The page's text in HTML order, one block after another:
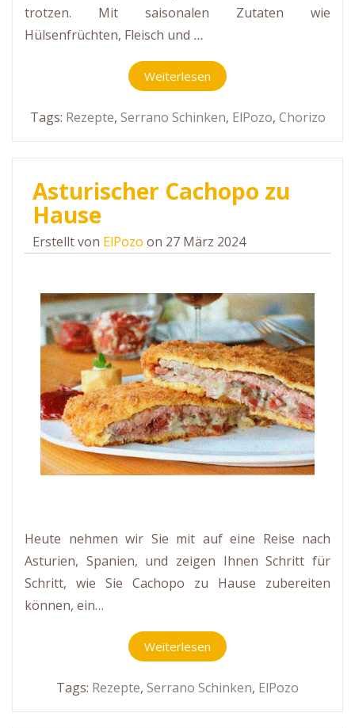
trotzen. Mit saisonalen Zutaten wie
Hülsenfrüchten, Fleisch und …
Weiterlesen
Tags: Rezepte, Serrano Schinken, ElPozo, Chorizo
Asturischer Cachopo zu
Hause
Erstellt von ElPozo on 27 März 2024
Heute nehmen wir Sie mit auf eine Reise nach
Asturien, Spanien, und zeigen Ihnen Schritt für
Schritt, wie Sie Cachopo zu Hause zubereiten
können, ein…
Weiterlesen
Tags: Rezepte, Serrano Schinken, ElPozo